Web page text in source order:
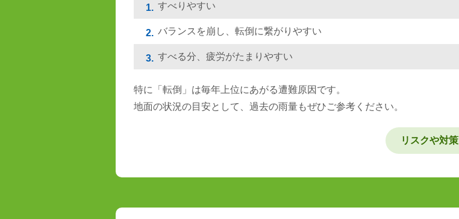
1. すべりやすい
2. バランスを崩し、転倒に繋がりやすい
3. すべる分、疲労がたまりやすい
特に「転倒」は毎年上位にあがる遭難原因です。
地面の状況の目安として、過去の雨量もぜひご参考ください。
リスクや対策